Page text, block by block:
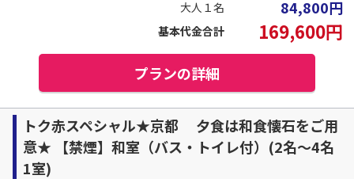
大人１名 84,800円
基本代金合計 169,600円
プランの詳細
トク赤スペシャル★京都 夕食は和食懐石をご用
意★ 【禁煙】和室（バス・トイレ付）(2名～4名
1室)